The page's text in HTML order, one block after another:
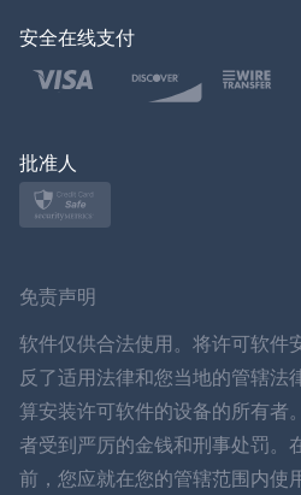
土耳其语
波兰文
ภาษาไทย
简体中文
丹麦语
安全在线支付
批准人
免责声明
软件仅供合法使用。将许可软件
反了适用法律和您当地的管辖法
算安装许可软件的设备的所有者
者受到严厉的金钱和刑事处罚。
前，您应就在您的管辖范围内使